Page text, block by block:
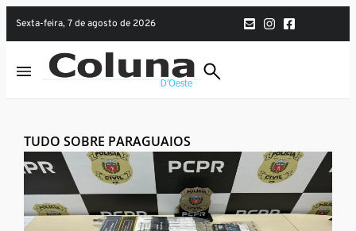
sexta-feira, 7 de agosto de 2026
TUDO SOBRE PARAGUAIOS